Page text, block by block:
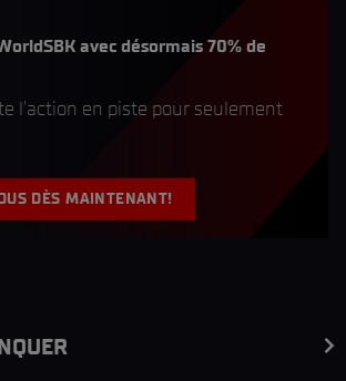
avec désormais 70% de
l’action en piste pour seulement
DÈS MAINTENANT!